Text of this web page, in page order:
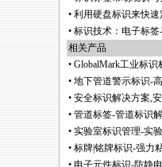
• 利用硬盘标识来快
• 标识技术：电子标
相关产品
• GlobalMark工业标识
• 地下管道警示标识-
• 安全标识解决方案,
• 管道标签-管道标识
• 实验室标识管理-实
• 标牌|铭牌标识-强力
• 电子元件标识-防静